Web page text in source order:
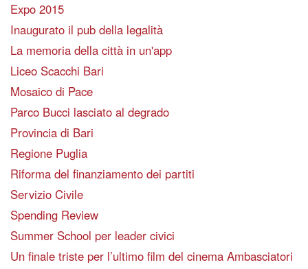
Expo 2015
Inaugurato il pub della legalità
La memoria della città in un'app
Liceo Scacchi Bari
Mosaico di Pace
Parco Bucci lasciato al degrado
Provincia di Bari
Regione Puglia
Riforma del finanziamento dei partiti
Servizio Civile
Spending Review
Summer School per leader civici
Un finale triste per l’ultimo film del cinema Ambasciatori